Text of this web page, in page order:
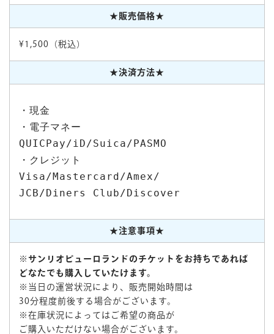
★販売価格★
¥1,500（税込）
★決済方法★
・現金
・電子マネー
QUICPay/iD/Suica/PASMO
・クレジット
Visa/Mastercard/Amex/
JCB/Diners Club/Discover
★注意事項★
※サンリオピューロランドのチケットをお持ちであれば
どなたでも購入していたけます。
※当日の運営状況により、販売開始時間は
30分程度前後する場合がございます。
※在庫状況によってはご希望の商品が
ご購入いただけない場合がございます。